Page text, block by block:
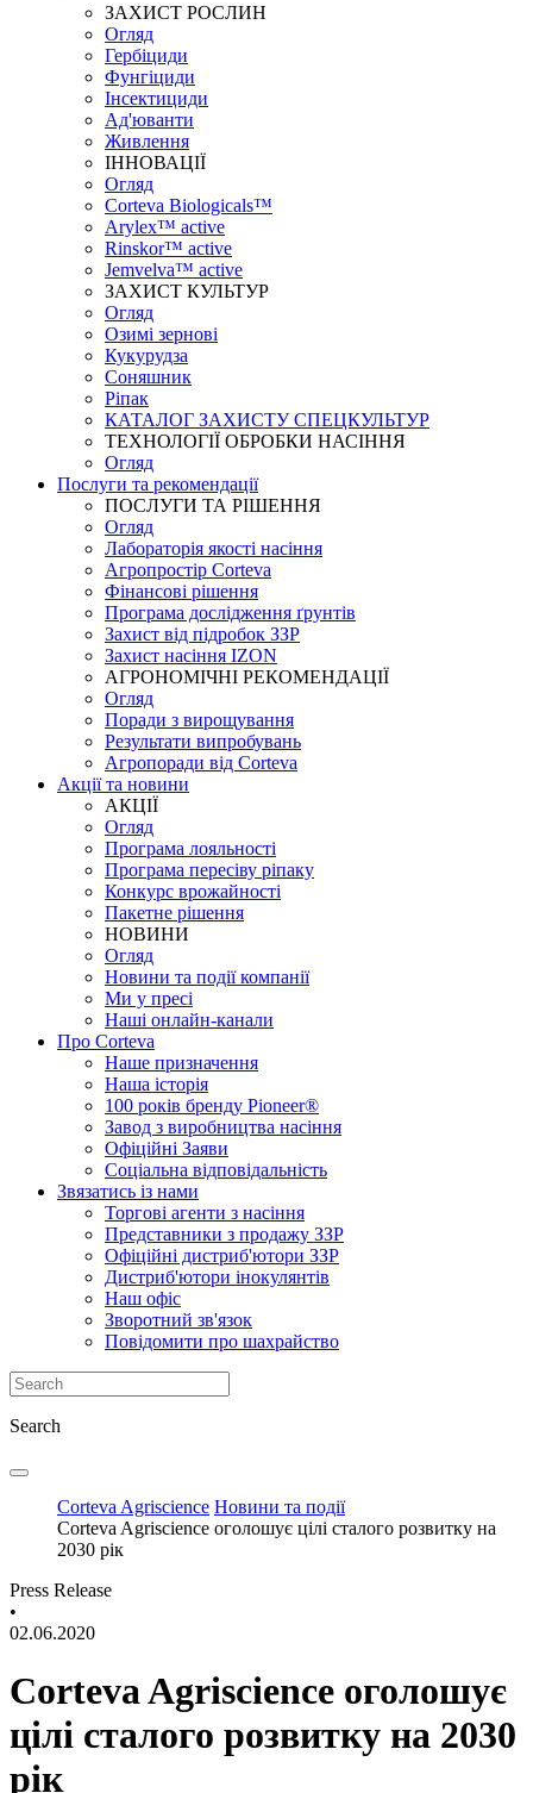
ЗАХИСТ РОСЛИН
Огляд
Гербіциди
Фунгіциди
Інсектициди
Ад'юванти
Живлення
ІННОВАЦІЇ
Огляд
Corteva Biologicals™
Arylex™ active
Rinskor™ active
Jemvelva™ active
ЗАХИСТ КУЛЬТУР
Огляд
Озимі зернові
Кукурудза
Соняшник
Ріпак
КАТАЛОГ ЗАХИСТУ СПЕЦКУЛЬТУР
ТЕХНОЛОГІЇ ОБРОБКИ НАСІННЯ
Огляд
Послуги та рекомендації
ПОСЛУГИ ТА РІШЕННЯ
Огляд
Лабораторія якості насіння
Агропростір Corteva
Фінансові рішення
Програма дослідження ґрунтів
Захист від підробок ЗЗР
Захист насіння IZON
АГРОНОМІЧНІ РЕКОМЕНДАЦІЇ
Огляд
Поради з вирощування
Результати випробувань
Агропоради від Corteva
Акції та новини
АКЦІЇ
Огляд
Програма лояльності
Програма пересіву ріпаку
Конкурс врожайності
Пакетне рішення
НОВИНИ
Огляд
Новини та події компанії
Ми у пресі
Наші онлайн-канали
Про Corteva
Наше призначення
Наша історія
100 років бренду Pioneer®
Завод з виробництва насіння
Офіційні Заяви
Соціальна відповідальність
Звязатись із нами
Торгові агенти з насіння
Представники з продажу ЗЗР
Офіційні дистриб'ютори ЗЗР
Дистриб'ютори інокулянтів
Наш офіс
Зворотний зв'язок
Повідомити про шахрайство
Search
Corteva Agriscience Новини та події
Corteva Agriscience оголошує цілі сталого розвитку на
2030 рік
Press Release
•
02.06.2020
Corteva Agriscience оголошує
цілі сталого розвитку на 2030
рік